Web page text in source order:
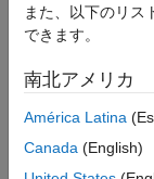
2年
弱 前
2021
か
ら
また、以下のリス
できます。
南北アメリカ
América Latina
Canada (English)